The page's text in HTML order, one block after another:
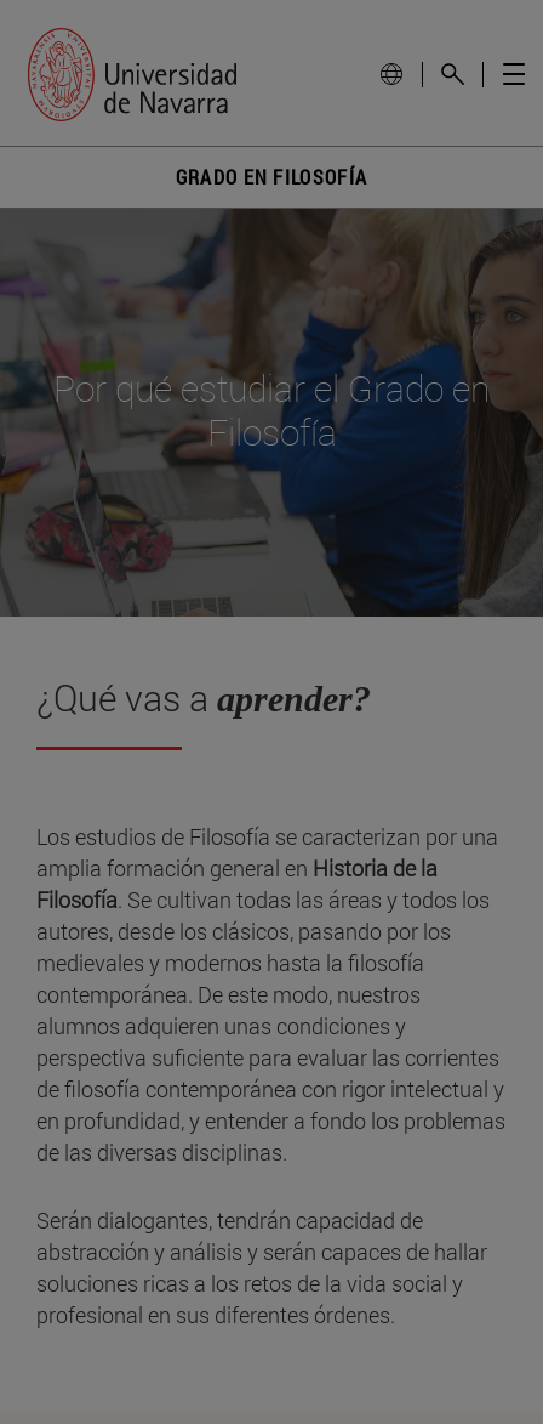
GRADO EN FILOSOFÍA
Por qué estudiar el Grado en
Filosofía
¿Qué vas a aprender?
Los estudios de Filosofía se caracterizan por una
amplia formación general en Historia de la
Filosofía. Se cultivan todas las áreas y todos los
autores, desde los clásicos, pasando por los
medievales y modernos hasta la filosofía
contemporánea. De este modo, nuestros
alumnos adquieren unas condiciones y
perspectiva suficiente para evaluar las corrientes
de filosofía contemporánea con rigor intelectual y
en profundidad, y entender a fondo los problemas
de las diversas disciplinas.
Serán dialogantes, tendrán capacidad de
abstracción y análisis y serán capaces de hallar
soluciones ricas a los retos de la vida social y
profesional en sus diferentes órdenes.